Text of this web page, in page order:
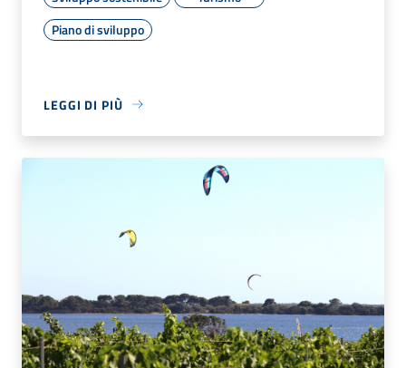
Piano di sviluppo
LEGGI DI PIÙ